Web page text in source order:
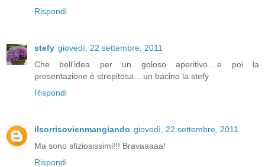
Rispondi
stefy giovedì, 22 settembre, 2011
Che bell'idea per un goloso aperitivo....e poi la
presentazione è strepitosa....un bacino la stefy
Rispondi
ilsorrisovienmangiando giovedì, 22 settembre, 2011
Ma sono sfiziosissimi!!! Bravaaaaa!
Rispondi